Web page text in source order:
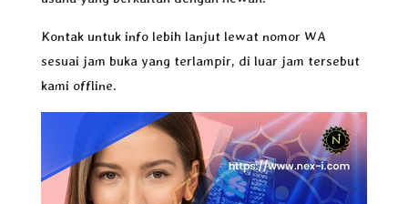
Kontak untuk info lebih lanjut lewat nomor WA
sesuai jam buka yang terlampir, di luar jam tersebut
kami offline.